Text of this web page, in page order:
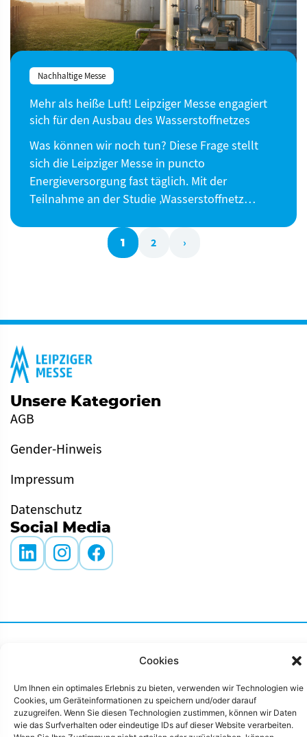
Cookies
Um Ihnen ein optimales Erlebnis zu bieten, verwenden wir Technologien wie
Cookies, um Geräteinformationen zu speichern und/oder darauf
zuzugreifen. Wenn Sie diesen Technologien zustimmen, können wir Daten
wie das Surfverhalten oder eindeutige IDs auf dieser Website verarbeiten.
Nachhaltige Messe
Mehr als heiße Luft! Leipziger Messe engagiert
sich für den Ausbau des Wasserstoffnetzes
Was können wir noch tun? Diese Frage stellt
sich die Leipziger Messe in puncto
Energieversorgung fast täglich. Mit der
Teilnahme an der Studie ‚Wasserstoffnetz…
1 2 ›
Unsere Kategorien
AGB
Gender-Hinweis
Impressum
Datenschutz
Social Media
AGB Gender-Hinweis
Impressum
Datenschutz